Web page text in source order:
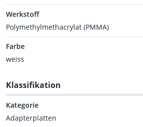
Werkstoff
Polymethylmethacrylat (PMMA)
Farbe
weiss
Klassifikation
Kategorie
Adapterplatten